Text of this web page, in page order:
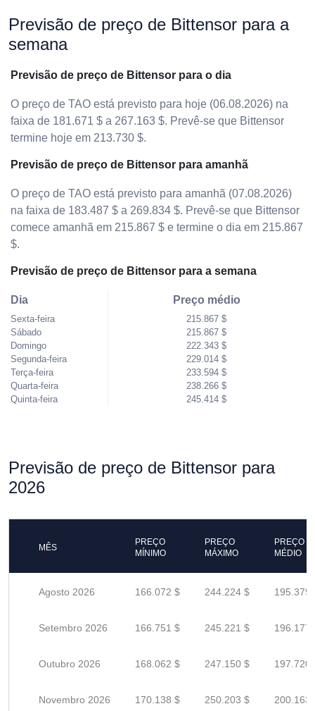
Previsão de preço de Bittensor para a
semana
Previsão de preço de Bittensor para o dia
O preço de TAO está previsto para hoje (06.08.2026) na
faixa de 181.671 $ a 267.163 $. Prevê-se que Bittensor
termine hoje em 213.730 $.
Previsão de preço de Bittensor para amanhã
O preço de TAO está previsto para amanhã (07.08.2026)
na faixa de 183.487 $ a 269.834 $. Prevê-se que Bittensor
comece amanhã em 215.867 $ e termine o dia em 215.867
$.
Previsão de preço de Bittensor para a semana
Dia
Sexta-feira
Sábado
Domingo
Segunda-feira
Terça-feira
Quarta-feira
Quinta-feira
Preço médio
215.867 $
215.867 $
222.343 $
229.014 $
233.594 $
238.266 $
245.414 $
Previsão de preço de Bittensor para
2026
MÊS
PREÇO
MÍNIMO
PREÇO
MÁXIMO
PREÇO
MÉDIO
Agosto 2026 166.072 $ 244.224 $ 195.379
Setembro 2026 166.751 $ 245.221 $ 196.177
Outubro 2026 168.062 $ 247.150 $ 197.720
Novembro 2026 170.138 $ 250.203 $ 200.163